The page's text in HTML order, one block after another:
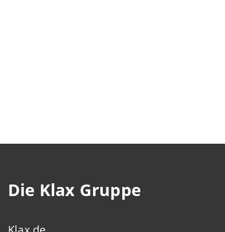
Die Klax Gruppe